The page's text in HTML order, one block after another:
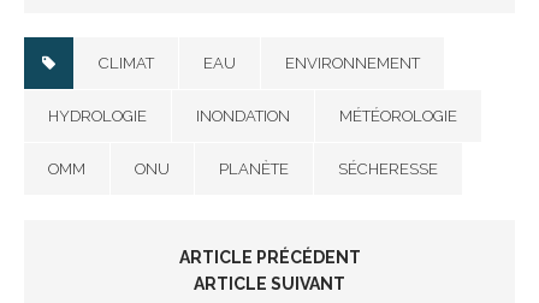
CLIMAT EAU ENVIRONNEMENT
HYDROLOGIE INONDATION MÉTÉOROLOGIE
OMM ONU PLANÈTE SÉCHERESSE
ARTICLE PRÉCÉDENT
ARTICLE SUIVANT